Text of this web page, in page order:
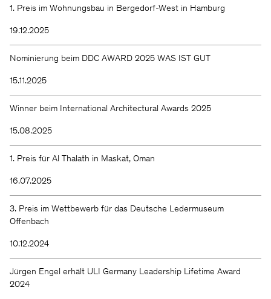
1. Preis im Wohnungsbau in Bergedorf-West in Hamburg
19.12.2025
Nominierung beim DDC AWARD 2025 WAS IST GUT
15.11.2025
Winner beim International Architectural Awards 2025
15.08.2025
1. Preis für Al Thalath in Maskat, Oman
16.07.2025
3. Preis im Wettbewerb für das Deutsche Ledermuseum
Offenbach
10.12.2024
Jürgen Engel erhält ULI Germany Leadership Lifetime Award
2024